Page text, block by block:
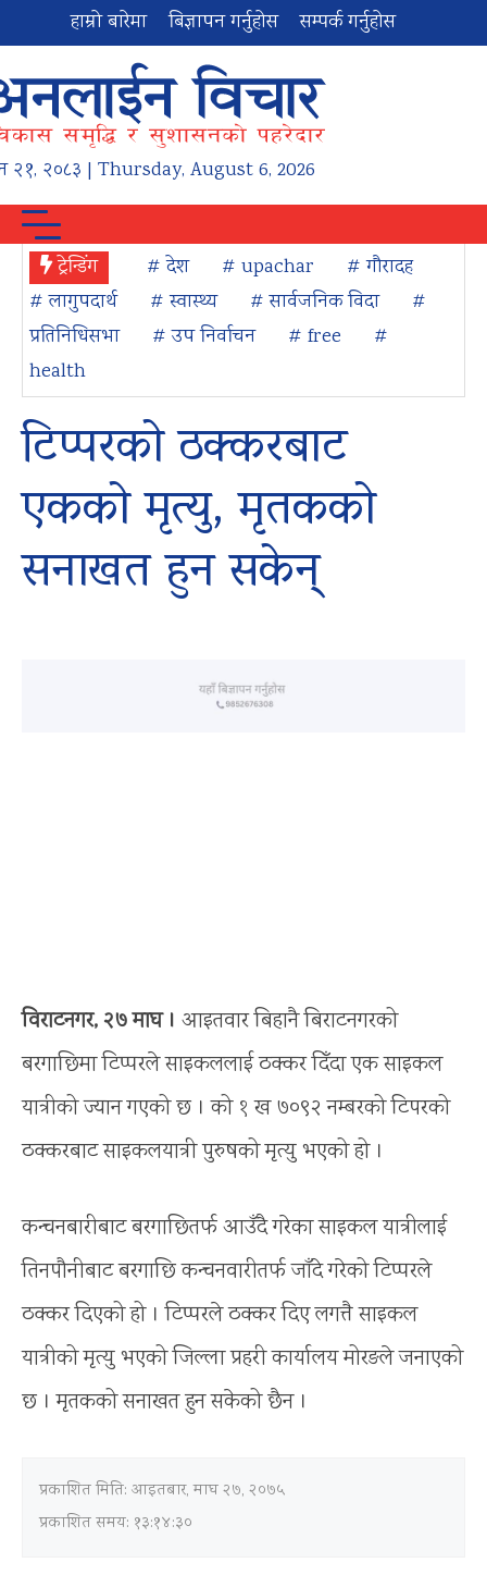
हाम्रो बारेमा बिज्ञापन गर्नुहोस सम्पर्क गर्नुहोस
२१, २०८३ | Thursday, August 6, 2026
ट्रेन्डिंग # देश # upachar
# गौरादह
# लागुपदार्थ
# स्वास्थ्य # सार्वजनिक विदा
#
प्रतिनिधिसभा
# उप निर्वाचन # free
#
health
टिप्परको ठक्करबाट
एकको मृत्यु, मृतकको
सनाखत हुन सकेन्
विराटनगर, २७ माघ । आइतवार बिहानै बिराटनगरको
बरगाछिमा टिप्परले साइकललाई ठक्कर दिँदा एक साइकल
यात्रीको ज्यान गएको छ । को १ ख ७०९२ नम्बरको टिपरको
ठक्करबाट साइकलयात्री पुरुषको मृत्यु भएको हो ।
कन्चनबारीबाट बरगाछितर्फ आउँदै गरेका साइकल यात्रीलाई
तिनपौनीबाट बरगाछि कन्चनवारीतर्फ जाँदे गरेको टिप्परले
ठक्कर दिएको हो । टिप्परले ठक्कर दिए लगत्तै साइकल
यात्रीको मृत्यु भएको जिल्ला प्रहरी कार्यालय मोरङले जनाएको
छ । मृतकको सनाखत हुन सकेको छैन ।
प्रकाशित मिति: आइतबार, माघ २७, २०७५
प्रकाशित समय: १३:१४:३०